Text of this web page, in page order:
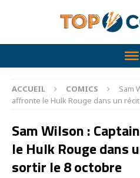
ACCUEIL COMICS
Sam
affronte le Hulk Rouge dans un
Sam Wilson :
le Hulk Rouge dans
sortir le 8 octobre